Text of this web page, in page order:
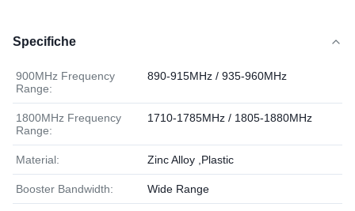
Specifiche
900MHz Frequency
Range:
890-915MHz / 935-960MHz
1800MHz Frequency
Range:
1710-1785MHz / 1805-1880MHz
Material: Zinc Alloy ,Plastic
Booster Bandwidth: Wide Range